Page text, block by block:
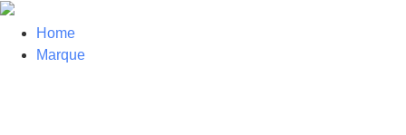
Home
Marque